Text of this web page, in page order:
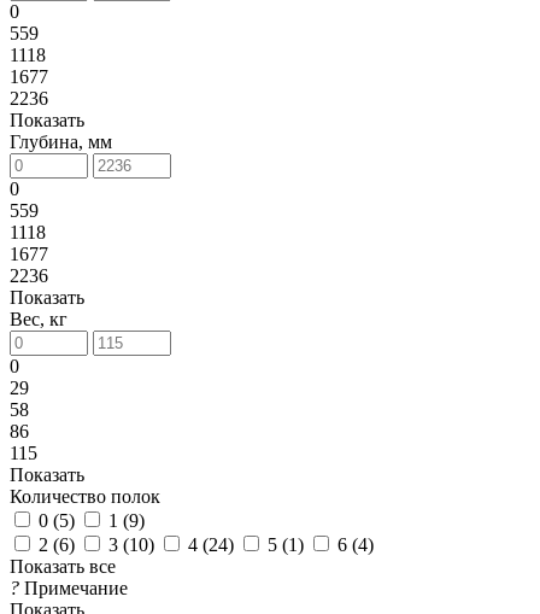
0
559
1118
1677
2236
Показать
Глубина, мм
0
559
1118
1677
2236
Показать
Вес, кг
0
29
58
86
115
Показать
Количество полок
0 (5) 1 (9)
2 (6) 3 (10) 4 (24) 5 (1) 6 (4)
Показать все
? Примечание
Показать